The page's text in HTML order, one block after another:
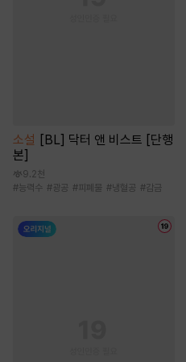
소설
[BL] 닥터 앤 비스트 [단행
본]
9.2천
#능력수 #광공 #피폐물 #냉혈공 #감금